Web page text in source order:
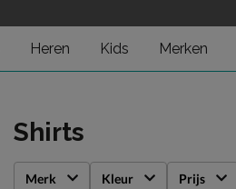
Heren Kids Merken
Shirts
Merk Kleur Prijs